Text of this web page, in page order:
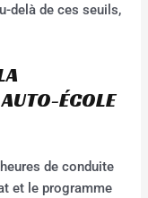
delà de ces seuils,
ÉCOLE
de conduite
et le programme